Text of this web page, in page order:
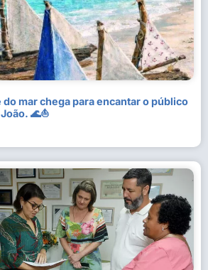
do mar chega para encantar o público
🌊⛵